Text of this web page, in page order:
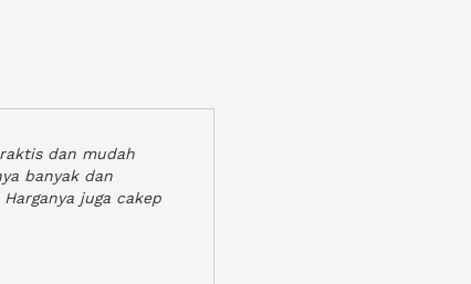
dan mudah
banyak dan
juga cakep